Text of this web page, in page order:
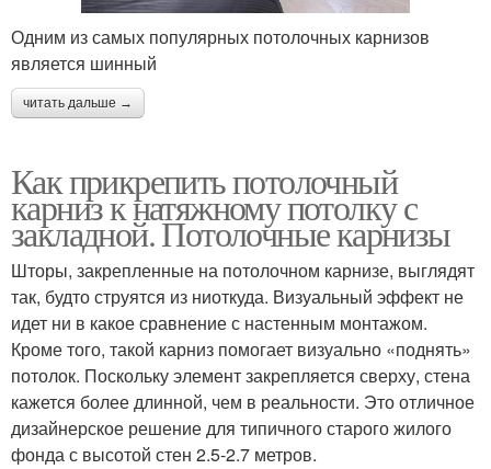
Одним из самых популярных потолочных карнизов
является шинный
читать дальше →
Как прикрепить потолочный
карниз к натяжному потолку с
закладной. Потолочные карнизы
Шторы, закрепленные на потолочном карнизе, выглядят
так, будто струятся из ниоткуда. Визуальный эффект не
идет ни в какое сравнение с настенным монтажом.
Кроме того, такой карниз помогает визуально «поднять»
потолок. Поскольку элемент закрепляется сверху, стена
кажется более длинной, чем в реальности. Это отличное
дизайнерское решение для типичного старого жилого
фонда с высотой стен 2.5-2.7 метров.